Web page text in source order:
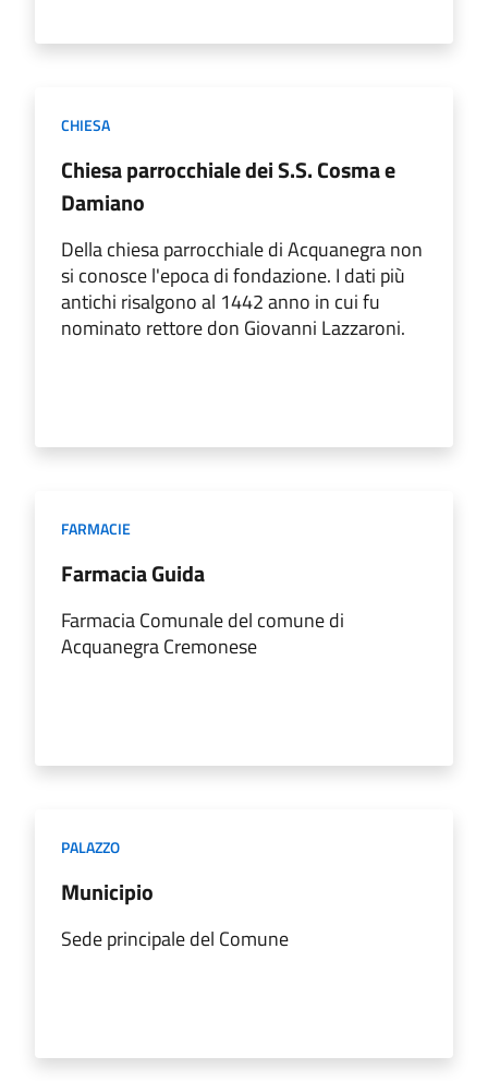
CHIESA
Chiesa parrocchiale dei S.S. Cosma e
Damiano
Della chiesa parrocchiale di Acquanegra non
si conosce l'epoca di fondazione. I dati più
antichi risalgono al 1442 anno in cui fu
nominato rettore don Giovanni Lazzaroni.
FARMACIE
Farmacia Guida
Farmacia Comunale del comune di
Acquanegra Cremonese
PALAZZO
Municipio
Sede principale del Comune